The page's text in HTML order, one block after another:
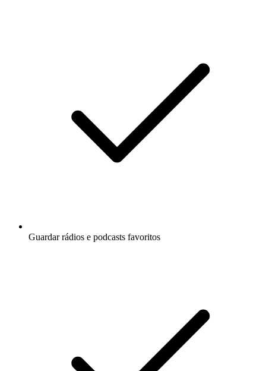
Guardar rádios e podcasts favoritos